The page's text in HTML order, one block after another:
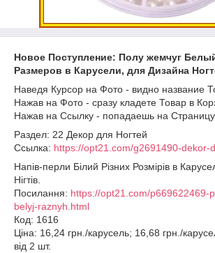
Новое Поступление: Полу жемчуг
Размеров в Карусели, для Дизайна
Наведя Курсор на Фото - видно название
Нажав на Фото - сразу кладете Товар в
Нажав на Ссылку - попадаешь на Страницу
Раздел: 22 Декор для Ногтей
Ссылка: https://opt21.com/g2691490-dekor-
Напів-перли Білий Різних Розмірів в
Нігтів.
Посилання: https://opt21.com/p669622469-
belyj-raznyh.html
Код: 1616
Ціна: 16,24 грн./карусель; 16,68 грн./
від 2 шт.